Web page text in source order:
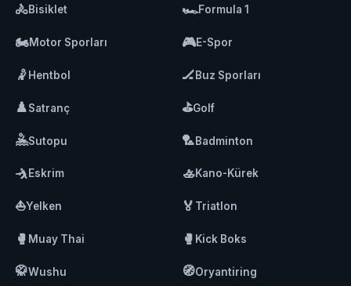
🚴Bisiklet 🏎️Formula 1
🏍️Motor Sporları 🎮E-Spor
🤾 Hentbol 🏒Buz Sporları
♟️Satranç ⛳Golf
🤽Sutopu 🏸Badminton
🤺Eskrim 🚣Kano-Kürek
⛵Yelken 🏅 Triatlon
🥊 Muay Thai 🥊 Kick Boks
🥋Wushu 🧭Oryantiring